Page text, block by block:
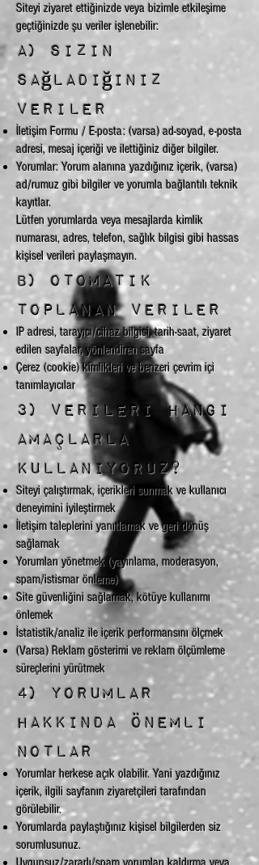
Siteyi ziyaret ettiğinizde veya bizimle etkileşime
geçtiğinizde şu veriler işlenebilir:
A) Sizin
sağladığınız
veriler
İletişim Formu / E-posta: (varsa) ad-soyad, e-posta
adresi, mesaj içeriği ve ilettiğiniz diğer bilgiler.
Yorumlar: Yorum alanına yazdığınız içerik, (varsa)
ad/rumuz gibi bilgiler ve yorumla bağlantılı teknik
kayıtlar.
Lütfen yorumlarda veya mesajlarda kimlik
numarası, adres, telefon, sağlık bilgisi gibi hassas
kişisel verileri paylaşmayın.
B) Otomatik
toplanan veriler
IP adresi, tarayıcı/cihaz bilgisi, tarih-saat, ziyaret
edilen sayfalar, yönlendiren sayfa
Çerez (cookie) kimlikleri ve benzeri çevrim içi
tanımlayıcılar
3) Verileri hangi
amaçlarla
kullanıyoruz?
Siteyi çalıştırmak, içerikleri sunmak ve kullanıcı
deneyimini iyileştirmek
İletişim taleplerini yanıtlamak ve geri dönüş
sağlamak
Yorumları yönetmek (yayınlama, moderasyon,
spam/istismar önleme)
Site güvenliğini sağlamak, kötüye kullanımı
önlemek
İstatistik/analiz ile içerik performansını ölçmek
(Varsa) Reklam gösterimi ve reklam ölçümleme
süreçlerini yürütmek
4) Yorumlar
hakkında önemli
notlar
Yorumlar herkese açık olabilir. Yani yazdığınız
içerik, ilgili sayfanın ziyaretçileri tarafından
görülebilir.
Yorumlarda paylaştığınız kişisel bilgilerden siz
sorumlusunuz.